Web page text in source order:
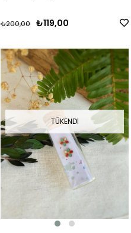
₺119,00
₺200,00
TÜKENDI